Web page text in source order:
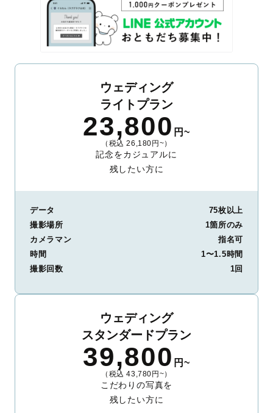
ウェディング
ライトプラン
23,800 円~
（税込 26,180円~）
記念をカジュアルに
残したい方に
データ
75枚以上
撮影場所
1箇所のみ
カメラマン
指名可
時間
1〜1.5時間
撮影回数
1回
ウェディング
スタンダードプラン
39,800 円~
（税込 43,780円~）
こだわりの写真を
残したい方に